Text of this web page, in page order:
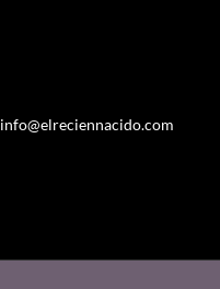
info@elreciennacido.com